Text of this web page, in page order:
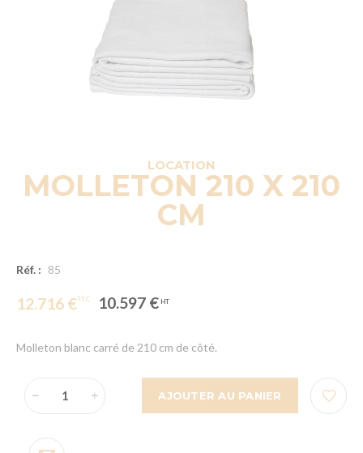
LOCATION
MOLLETON 210 X 210
CM
Réf. : 85
12.716 € 10.597 €
Molleton blanc carré de 210 cm de côté.
AJOUTER AU PANIER